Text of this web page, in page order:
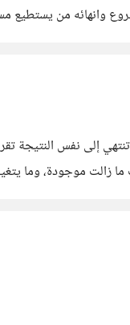
وانهائه من
إلى نفس النتيجة
زالت موجودة، وما